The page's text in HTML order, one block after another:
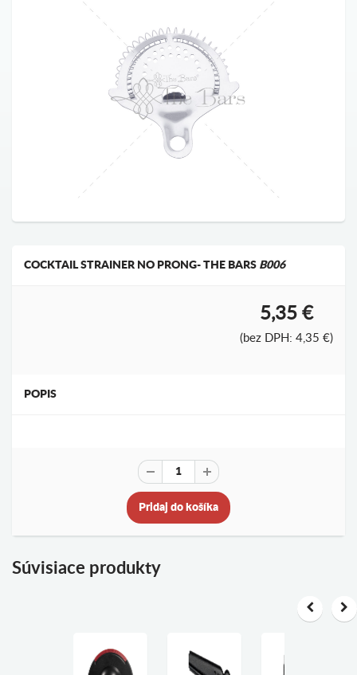
COCKTAIL STRAINER NO PRONG- THE BARS B006
5,35 €
(bez DPH: 4,35 €)
POPIS
Pridaj do košíka
Súvisiace produkty